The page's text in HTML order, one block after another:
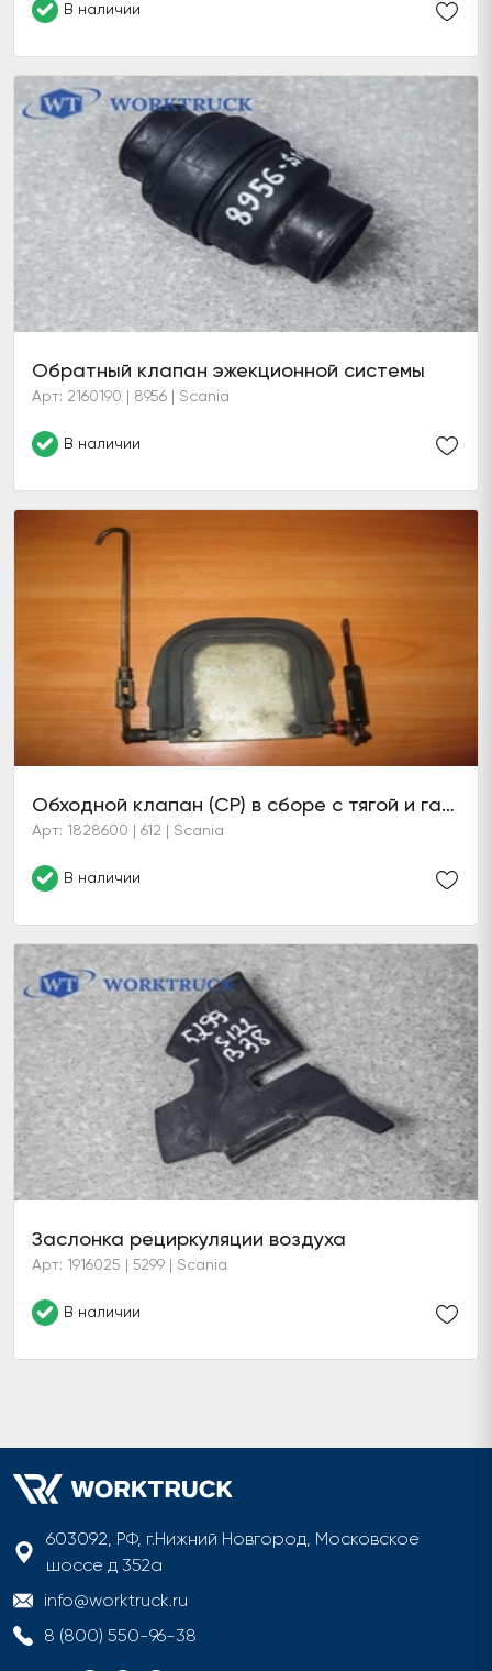
В наличии
Обратный клапан эжекционной системы
Арт: 2160190 | 8956 | Scania
В наличии
Обходной клапан (CP) в сборе с тягой и газовой пружиной
Арт: 1828600 | 612 | Scania
В наличии
Заслонка рециркуляции воздуха
Арт: 1916025 | 5299 | Scania
В наличии
603092, РФ, г.Нижний Новгород, Московское
шоссе д 352а
info@worktruck.ru
8 (800) 550-96-38